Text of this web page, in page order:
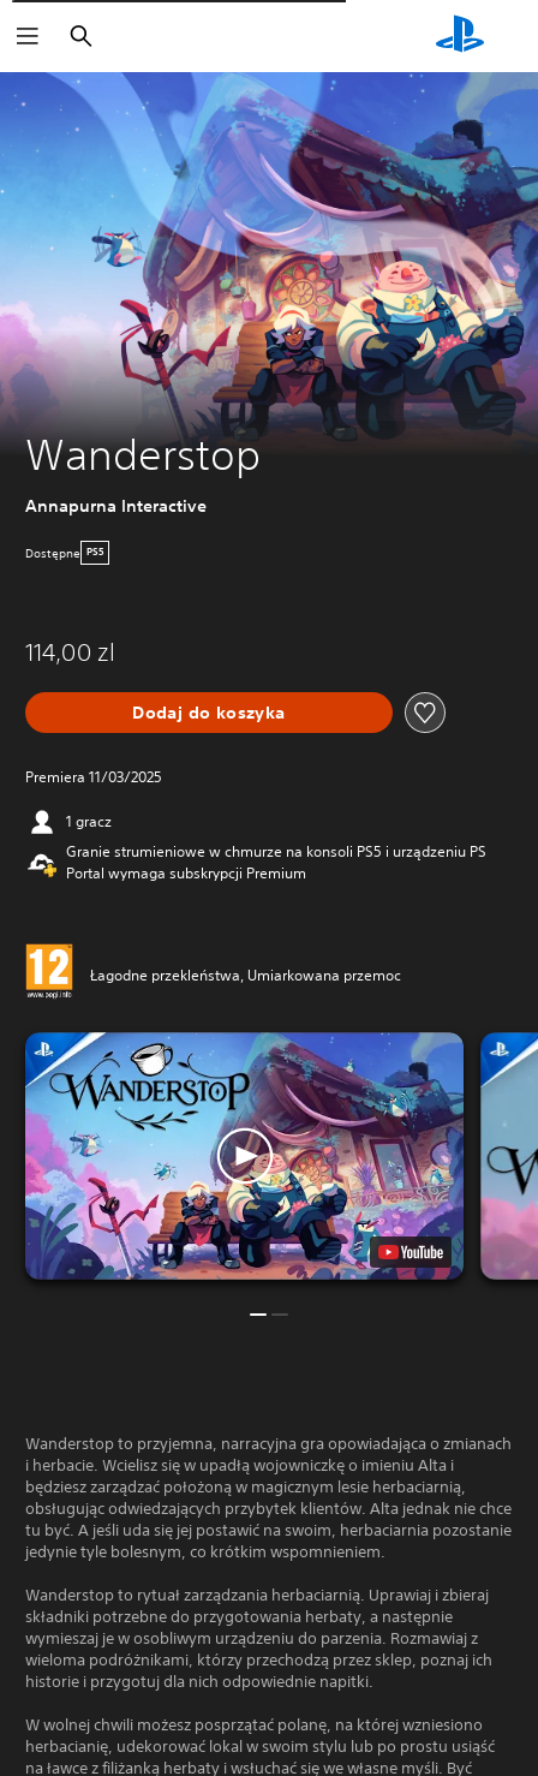
Wyszukaj
Wanderstop
Annapurna Interactive
Dostępne PS5
114,00 zl
Dodaj do koszyka
Premiera 11/03/2025
1 gracz
Granie strumieniowe w chmurze na konsoli PS5 i urządzeniu PS
Portal wymaga subskrypcji Premium
Łagodne przekleństwa, Umiarkowana przemoc
Wanderstop to przyjemna, narracyjna gra opowiadająca o zmianach
i herbacie. Wcielisz się w upadłą wojowniczkę o imieniu Alta i
będziesz zarządzać położoną w magicznym lesie herbaciarnią,
obsługując odwiedzających przybytek klientów. Alta jednak nie chce
tu być. A jeśli uda się jej postawić na swoim, herbaciarnia pozostanie
jedynie tyle bolesnym, co krótkim wspomnieniem.
Wanderstop to rytuał zarządzania herbaciarnią. Uprawiaj i zbieraj
składniki potrzebne do przygotowania herbaty, a następnie
wymieszaj je w osobliwym urządzeniu do parzenia. Rozmawiaj z
wieloma podróżnikami, którzy przechodzą przez sklep, poznaj ich
historie i przygotuj dla nich odpowiednie napitki.
W wolnej chwili możesz posprzątać polanę, na której wzniesiono
herbacianię, udekorować lokal w swoim stylu lub po prostu usiąść
na ławce z filiżanką herbaty i wsłuchać się we własne myśli. Być